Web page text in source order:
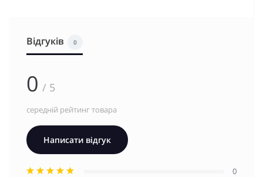
Відгуків 0
0 / 5
середній рейтинг товара
Написати відгук
0